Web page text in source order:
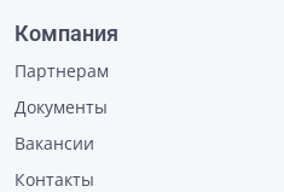
Компания
Партнерам
Документы
Вакансии
Контакты